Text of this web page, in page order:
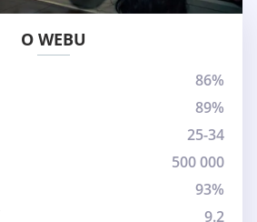
O WEBU
86%
89%
25-34
500 000
93%
9.2